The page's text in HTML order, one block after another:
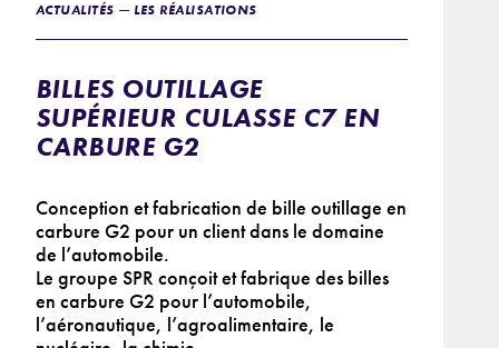
ACTUALITÉS — LES RÉALISATIONS
BILLES OUTILLAGE
SUPÉRIEUR CULASSE C7 EN
CARBURE G2
Conception et fabrication de bille outillage en
carbure G2 pour un client dans le domaine
de l’automobile.
Le groupe SPR conçoit et fabrique des billes
en carbure G2 pour l’automobile,
l’aéronautique, l’agroalimentaire, le